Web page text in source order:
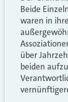
Beide
waren in
über
beiden